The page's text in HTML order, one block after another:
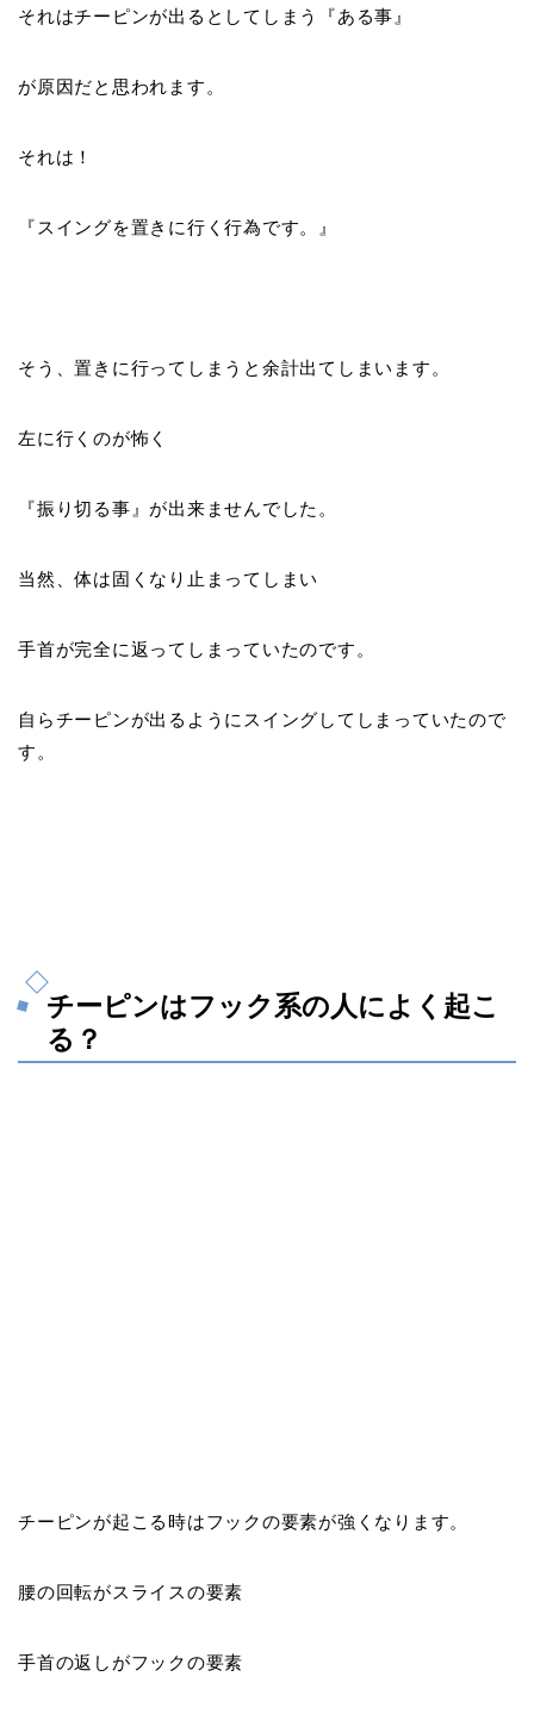
それはチーピンが出るとしてしまう『ある事』
が原因だと思われます。
それは！
『スイングを置きに行く行為です。』
そう、置きに行ってしまうと余計出てしまいます。
左に行くのが怖く
『振り切る事』が出来ませんでした。
当然、体は固くなり止まってしまい
手首が完全に返ってしまっていたのです。
自らチーピンが出るようにスイングしてしまっていたので
す。
チーピンはフック系の人によく起こ
る？
チーピンが起こる時はフックの要素が強くなります。
腰の回転がスライスの要素
手首の返しがフックの要素